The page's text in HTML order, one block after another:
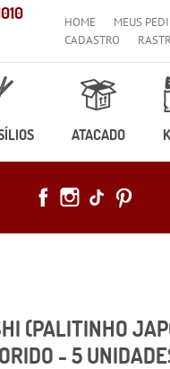
HOME MEUS
CADASTRO
ATACADO
(PALITINHO
- 5